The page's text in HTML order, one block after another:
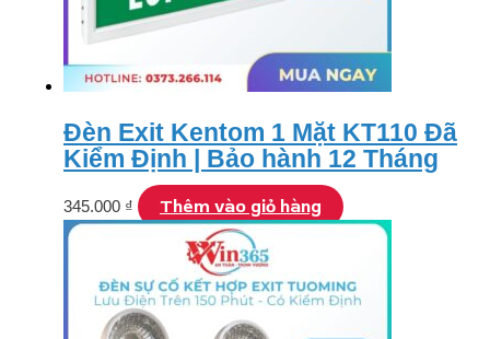
Đèn Exit Kentom 1 Mặt KT110 Đã
Kiểm Định | Bảo hành 12 Tháng
345.000 ₫ Thêm vào giỏ hàng